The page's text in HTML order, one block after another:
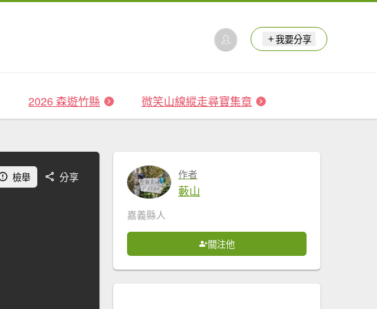
我要分享
2026 森遊竹縣 微笑山線縱走尋寶集章
檢舉 分享 作者
藪山
嘉義縣人
關注他